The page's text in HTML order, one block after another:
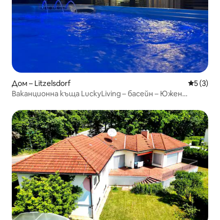
Дом – Litzelsdorf Средна
5 (3)
Ваканционна къща LuckyLiving – басейн – Южен